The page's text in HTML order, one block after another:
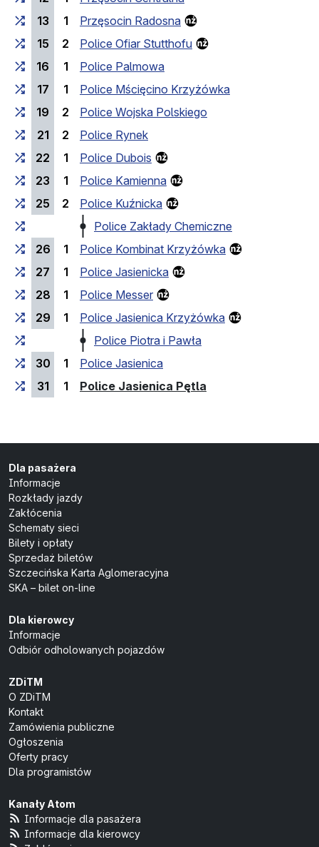
13
1
Przęsocin Radosna
15
2
Police Ofiar Stutthofu
16
1
Police Palmowa
17
1
Police Mścięcino Krzyżówka
19
2
Police Wojska Polskiego
21
2
Police Rynek
22
1
Police Dubois
23
1
Police Kamienna
25
2
Police Kuźnicka
Police Zakłady Chemiczne
26
1
Police Kombinat Krzyżówka
27
1
Police Jasienicka
28
1
Police Messer
29
1
Police Jasienica Krzyżówka
Police Piotra i Pawła
30
1
Police Jasienica
31
1 Police Jasienica Pętla
Dla pasażera
Informacje
Rozkłady jazdy
Zakłócenia
Schematy sieci
Bilety i opłaty
Sprzedaż biletów
Szczecińska Karta Aglomeracyjna
SKA – bilet on-line
Dla kierowcy
Informacje
Odbiór odholowanych pojazdów
ZDiTM
O ZDiTM
Kontakt
Zamówienia publiczne
Ogłoszenia
Oferty pracy
Dla programistów
Kanały Atom
Informacje dla pasażera
Informacje dla kierowcy